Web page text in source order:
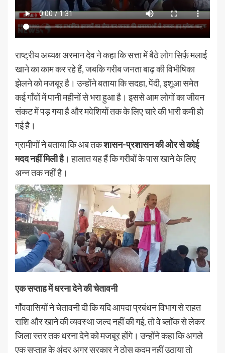
राष्ट्रीय अध्यक्ष अरमान देव ने कहा कि सत्ता में बैठे लोग सिर्फ़ मलाई
खाने का काम कर रहे हैं, जबकि गरीब जनता बाढ़ की विभीषिका
झेलने को मजबूर है। उन्होंने बताया कि सदहा, पेंदी, इशूआ समेत
कई गाँवों में पानी महीनों से भरा हुआ है। इससे आम लोगों का जीवन
संकट में पड़ गया है और मवेशियों तक के लिए चारे की भारी कमी हो
गई है।
ग्रामीणों ने बताया कि अब तकशासन-प्रशासन की ओर से कोई
मदद नहीं मिली है। हालात यह हैं कि गरीबों के पास खाने के लिए
अन्न तक नहीं है।
एक सप्ताह में धरना देने की चेतावनी
गाँववासियों ने चेतावनी दी कि यदि आपदा प्रबंधन विभाग से राहत
राशि और खाने की व्यवस्था जल्द नहीं की गई, तो वे ब्लॉक से लेकर
जिला स्तर तक धरना देने को मजबूर होंगे। उन्होंने कहा कि अगले
एक सप्ताह के अंदर अगर सरकार ने ठोस कदम नहीं उठाया तो